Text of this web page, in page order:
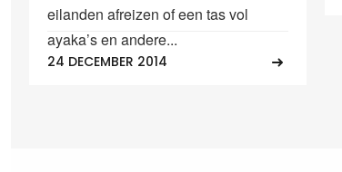
eilanden afreizen of een tas vol
ayaka’s en andere...
24 DECEMBER 2014